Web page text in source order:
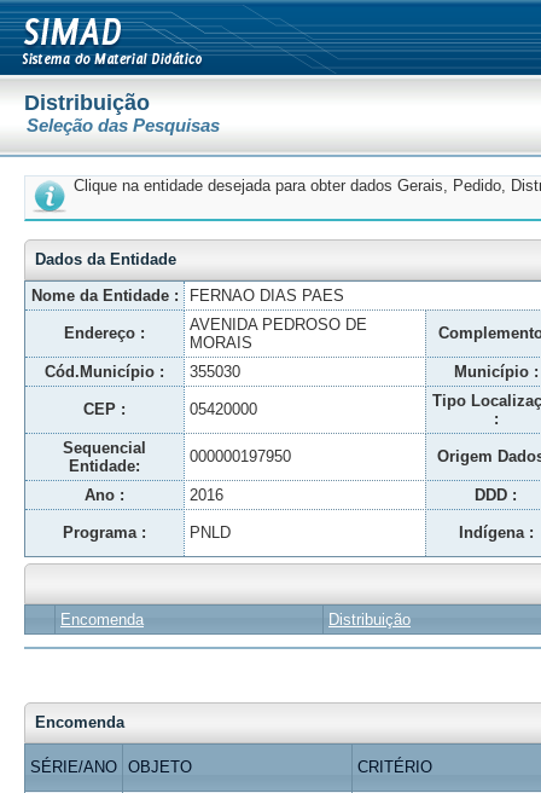
Distribuição
Seleção das Pesquisas
Clique na entidade desejada para obter dados Gerais, Pedido,
Dados da Entidade
Nome da Entidade :
FERNAO DIAS PAES
Endereço :
AVENIDA PEDROSO DE
MORAIS
Cód.Município : 355030 Município :
CEP : 05420000
Tipo
:
Sequencial
Entidade:
000000197950 Origem
Ano : 2016 DDD :
Programa : PNLD Indígena :
Encomenda Distribuição
Encomenda
SÉRIE/ANO OBJETO CRITÉRIO